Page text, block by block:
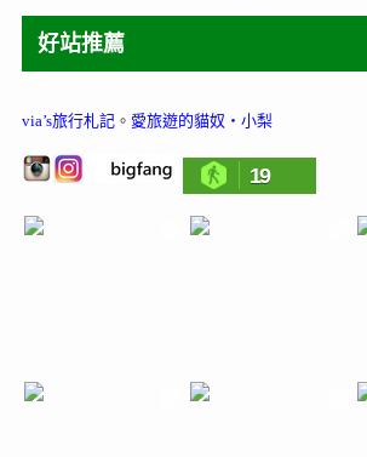
好站推薦
via’s旅行札記。 愛旅遊的貓奴‧小梨
19